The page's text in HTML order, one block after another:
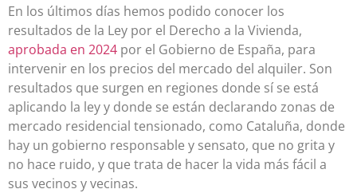
En los últimos días hemos podido conocer los
resultados de la Ley por el Derecho a la Vivienda,
aprobada en 2024 por el Gobierno de España, para
intervenir en los precios del mercado del alquiler. Son
resultados que surgen en regiones donde sí se está
aplicando la ley y donde se están declarando zonas de
mercado residencial tensionado, como Cataluña, donde
hay un gobierno responsable y sensato, que no grita y
no hace ruido, y que trata de hacer la vida más fácil a
sus vecinos y vecinas.